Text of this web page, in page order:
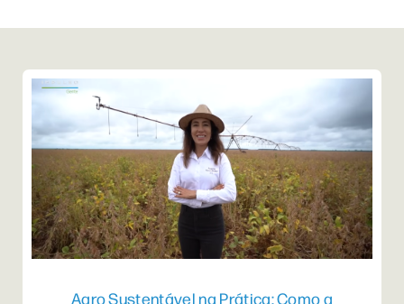
Agro Sustentável na Prática: Como a